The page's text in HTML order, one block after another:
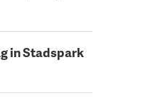
in Stadspark